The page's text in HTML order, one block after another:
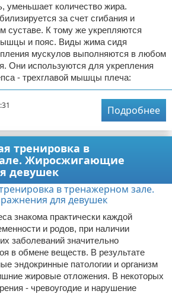
уменьшает количество жира.
за счет сгибания и
суставе. К тому же укрепляются
и пояс. Виды жима сидя
мускулов выполняются в любом
Они используются для укрепления
- трехглавой мышцы плеча:
Подробнее
тренировка в
Жиросжигающие
девушек
знакома практически каждой
и родов, при наличии
заболеваний значительно
в обмене веществ. В результате
эндокринные патологии и организм
жировые отложения. В некоторых
- чревоугодие и нарушение